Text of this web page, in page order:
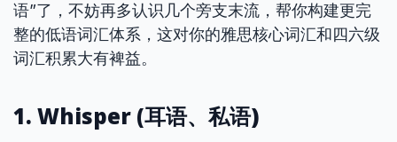
语”了，不妨再多认识几个旁支末流，帮你构建更完
整的低语词汇体系，这对你的雅思核心词汇和四六级
词汇积累大有裨益。
1. Whisper (耳语、私语)